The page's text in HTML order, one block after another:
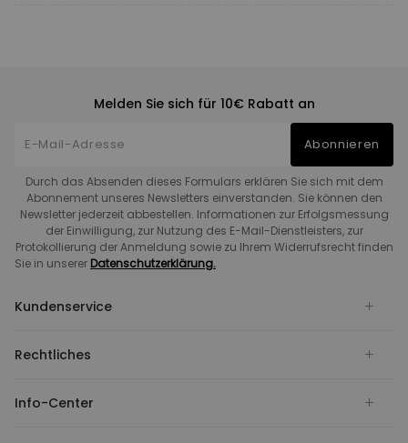
Melden Sie sich für 10€ Rabatt an
Abonnieren
Durch das Absenden dieses Formulars erklären Sie sich mit dem
Abonnement unseres Newsletters einverstanden. Sie können den
Newsletter jederzeit abbestellen. Informationen zur Erfolgsmessung
der Einwilligung, zur Nutzung des E-Mail-Dienstleisters, zur
Protokollierung der Anmeldung sowie zu Ihrem Widerrufsrecht finden
Sie in unserer Datenschutzerklärung.
Kundenservice
Rechtliches
Info-Center